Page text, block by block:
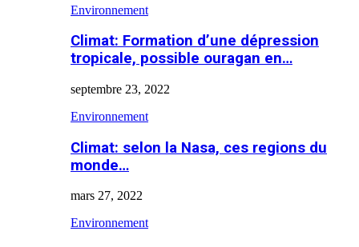
Environnement
Climat: Formation d’une dépression
tropicale, possible ouragan en…
septembre 23, 2022
Environnement
Climat: selon la Nasa, ces regions du
monde…
mars 27, 2022
Environnement